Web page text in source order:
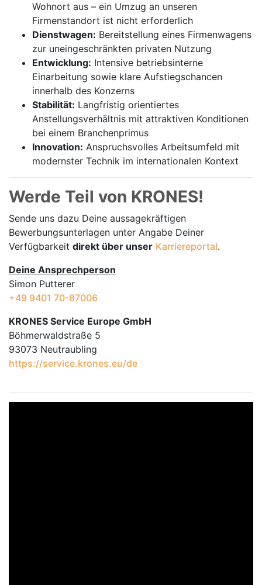
Wohnort aus – ein Umzug an unseren
Firmenstandort ist nicht erforderlich
Dienstwagen: Bereitstellung eines Firmenwagens
zur uneingeschränkten privaten Nutzung
Entwicklung: Intensive betriebsinterne
Einarbeitung sowie klare Aufstiegschancen
innerhalb des Konzerns
Stabilität: Langfristig orientiertes
Anstellungsverhältnis mit attraktiven Konditionen
bei einem Branchenprimus
Innovation: Anspruchsvolles Arbeitsumfeld mit
modernster Technik im internationalen Kontext
Werde Teil von KRONES!
Sende uns dazu Deine aussage­kräftigen
Bewerbungsunterlagen unter Angabe Deiner
Verfügbarkeit direkt über unser Karriereportal.
Deine Ansprechperson
Simon Putterer
+49 9401 70-87006
KRONES Service Europe GmbH
Böhmerwaldstraße 5
93073 Neutraubling
https://service.krones.eu/de